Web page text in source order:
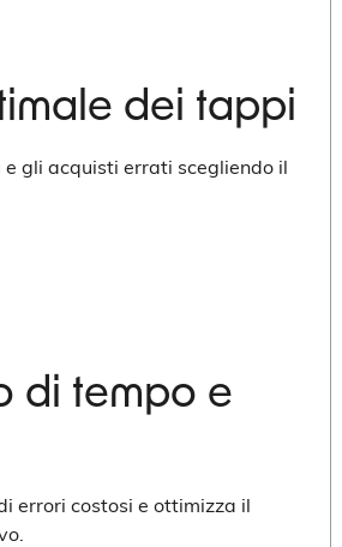
dei tappi
e gli acquisti errati scegliendo il
di tempo e
errori costosi e ottimizza il